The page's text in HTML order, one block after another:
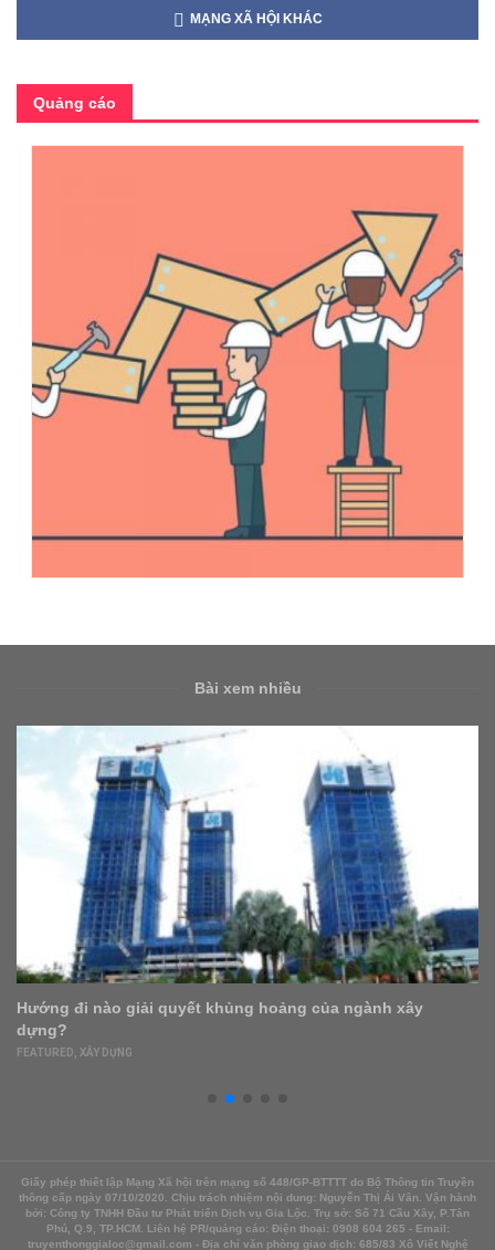
MẠNG XÃ HỘI KHÁC
Quảng cáo
Bài xem nhiều
Trang trí nhà cửa đón Tết giúp vượng khí, phúc lộc dồi dào
FEATURED
Giấy phép thiết lập Mạng Xã hội trên mạng số 448/GP-BTTTT do Bộ Thông tin Truyền
thông cấp ngày 07/10/2020. Chịu trách nhiệm nội dung: Nguyễn Thị Ái Vân. Vận hành
bởi: Công ty TNHH Đầu tư Phát triển Dịch vụ Gia Lộc. Trụ sở: Số 71 Cầu Xây, P.Tân
Phú, Q.9, TP.HCM. Liên hệ PR/quảng cáo: Điện thoại: 0908 604 265 - Email:
truyenthonggialoc@gmail.com - Địa chỉ văn phòng giao dịch: 685/83 Xô Viết Nghệ